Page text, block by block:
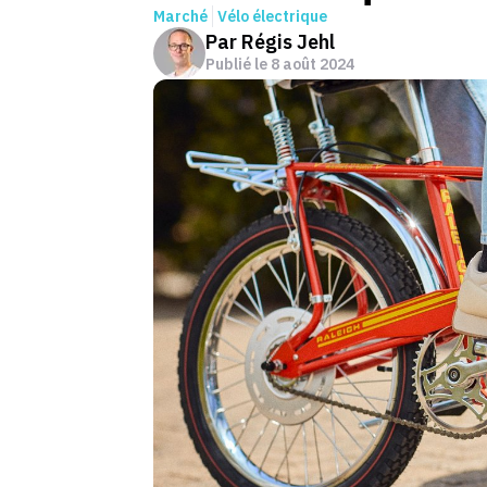
Marché Vélo électrique
Par Régis Jehl
Publié le 8 août 2024